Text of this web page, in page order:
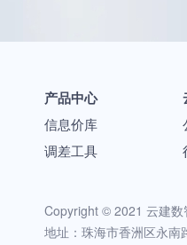
产品中心
信息价库
调差工具
Copyright © 2021 云建
地址：珠海市香洲区永